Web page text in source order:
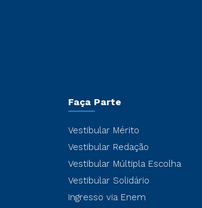
Faça Parte
Vestibular Mérito
Vestibular Redação
Vestibular Múltipla Escolha
Vestibular Solidário
Ingresso via Enem